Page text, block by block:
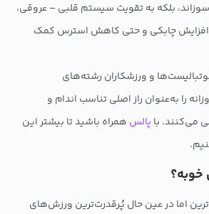
بلکه به تقویت سیستم قلبی – عروقی،
افزایش چابکی و حتی کاهش استرس کمک
و ورزشکاران رشته‌های
را به‌عنوان راز اصلی تناسب اندام و
می‌کنند. با پالس همراه باشید تا بیشتر این
خوبه؟
اما در عین حال پُرقدرت‌ترین ورزش‌های